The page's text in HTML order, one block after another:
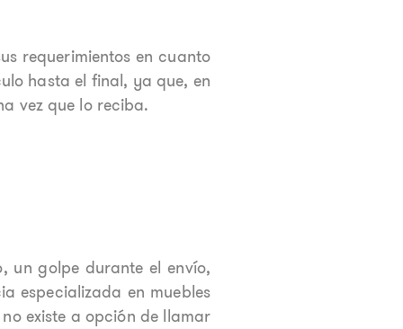
requerimientos en cuanto
hasta el final, ya que, en
vez que lo reciba.
un golpe durante el envío,
especializada en muebles
existe a opción de llamar